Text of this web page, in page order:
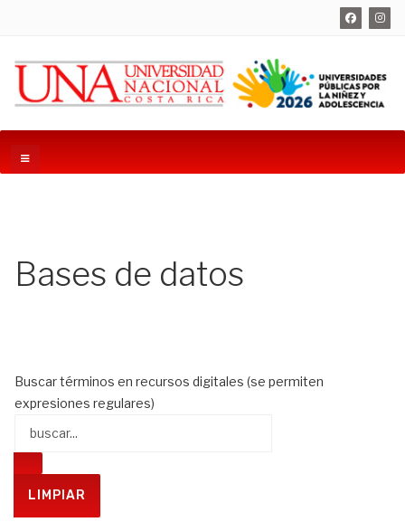
Bases de datos
Buscar términos en recursos digitales (se permiten
expresiones regulares)